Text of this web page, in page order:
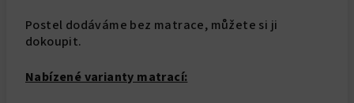
Postel dodáváme bez matrace, můžete si ji
dokoupit.
Nabízené varianty matrací: